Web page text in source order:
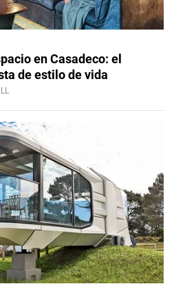
en Casadeco: el
de estilo de vida